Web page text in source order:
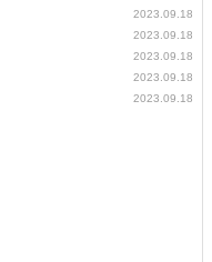
2023.09.18
2023.09.18
2023.09.18
2023.09.18
2023.09.18